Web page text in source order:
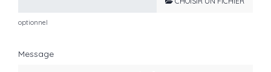
optionnel
Message